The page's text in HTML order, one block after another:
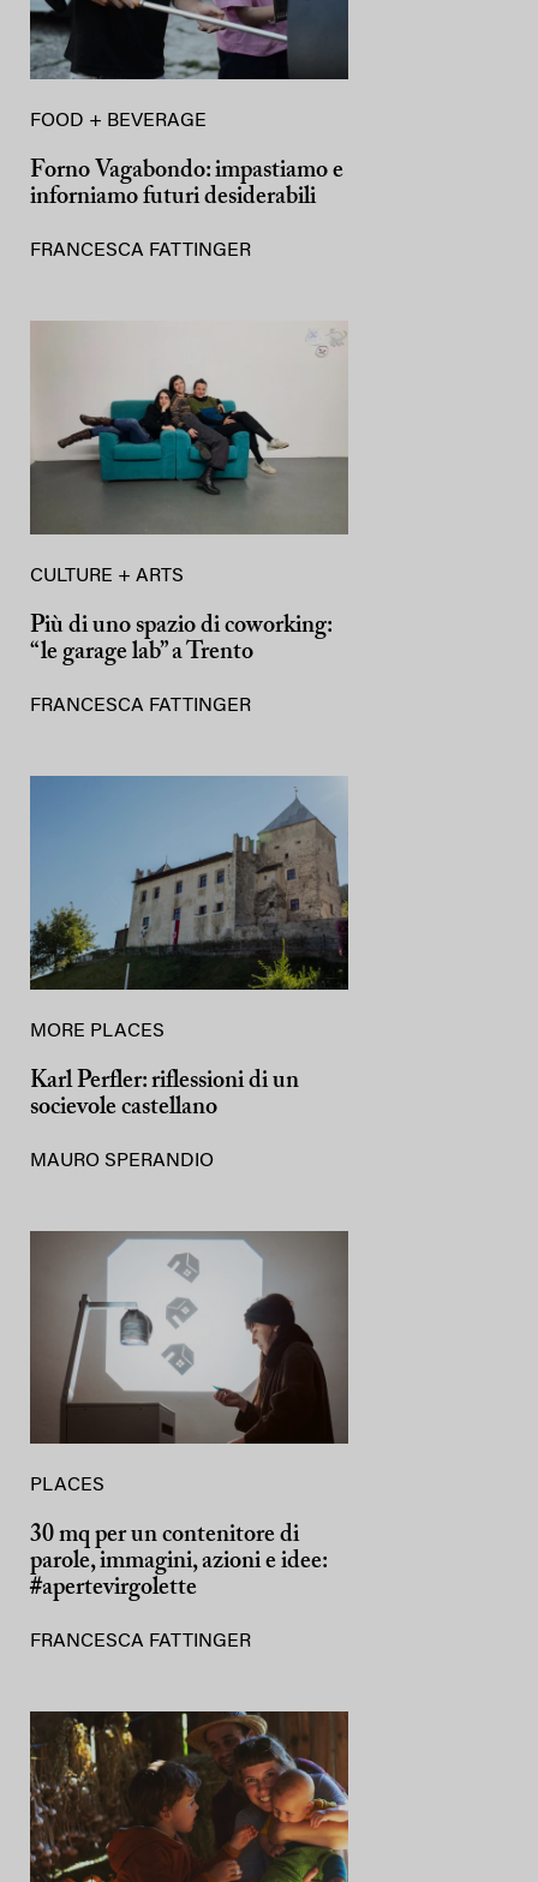
FOOD + BEVERAGE
Forno Vagabondo: impastiamo e
inforniamo futuri desiderabili
FRANCESCA FATTINGER
CULTURE + ARTS
Più di uno spazio di coworking:
“le garage lab” a Trento
FRANCESCA FATTINGER
MORE PLACES
Karl Perfler: riflessioni di un
socievole castellano
MAURO SPERANDIO
PLACES
30 mq per un contenitore di
parole, immagini, azioni e idee:
#apertevirgolette
FRANCESCA FATTINGER